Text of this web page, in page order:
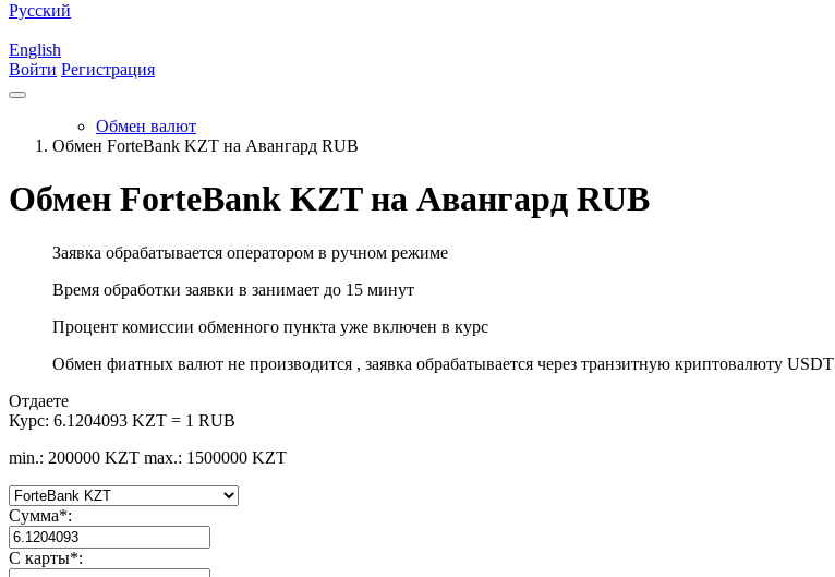
Русский
English
Войти Регистрация
Обмен валют
Обмен ForteBank KZT на Авангард RUB
Обмен ForteBank KZT на Авангард RUB
Заявка обрабатывается оператором в ручном режиме
Время обработки заявки в занимает до 15 минут
Процент комиссии обменного пункта уже включен в курс
Обмен фиатных валют не производится , заявка обрабатывается через транзитную криптовалюту USDT
Отдаете
Курс: 6.1204093 KZT = 1 RUB
min.: 200000 KZT max.: 1500000 KZT
Сумма*:
С карты*: